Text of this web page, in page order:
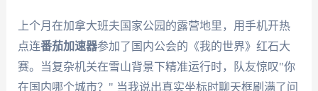
上个月在加拿大班夫国家公园的露营地里，用手机开热
点连番茄加速器参加了国内公会的《我的世界》红石大
赛。当复杂机关在雪山背景下精准运行时，队友惊叹"你
在国内哪个城市？" 当我说出真实坐标时聊天框刷满了问